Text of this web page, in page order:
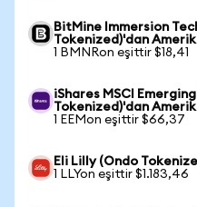
BitMine Immersion
Tokenized)'dan
1 BMNRon eşittir $18,41
iShares MSCI
Tokenized)'dan
1 EEMon eşittir $66,37
Eli Lilly (Ondo
1 LLYon eşittir $1.183,46